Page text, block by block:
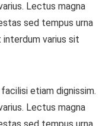
Lectus magna
sed tempus urna
varius sit
etiam dignissim.
Lectus magna